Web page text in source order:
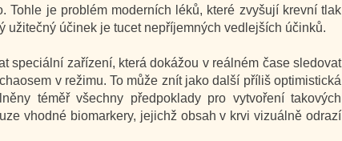
Tohle je problém moderních léků, které zvyšují krevní tlak
užitečný účinek je tucet nepříjemných vedlejších účinků.
speciální zařízení, která dokážou v reálném čase sledovat
v režimu. To může znít jako další příliš optimistická
téměř všechny předpoklady pro vytvoření takových
vhodné biomarkery, jejichž obsah v krvi vizuálně odrazí